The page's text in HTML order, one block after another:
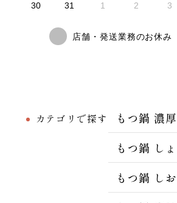
カテゴリで探す
もつ鍋 濃
もつ鍋 し
もつ鍋 し
30 31 1 2 3
店舗・発送業務のお休み